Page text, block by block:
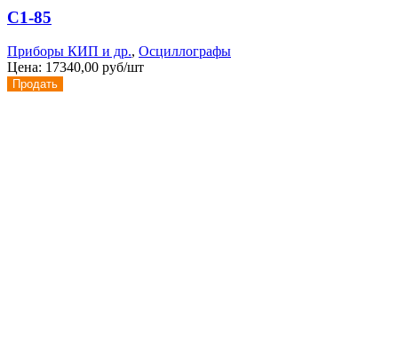
С1-85
Приборы КИП и др., Осциллографы
Цена: 17340,00 руб/шт
Продать